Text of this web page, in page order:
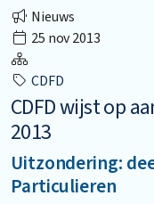
Nieuws
25 nov 2013
CDFD
CDFD wijst op
2013
Uitzondering:
Particulieren